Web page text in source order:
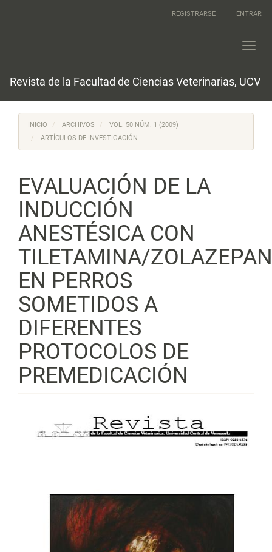
REGISTRARSE ENTRAR
Revista de la Facultad de Ciencias Veterinarias, UCV
INICIO ARCHIVOS
VOL. 50 NÚM. 1 (2009)
ARTÍCULOS DE INVESTIGACIÓN
EVALUACIÓN DE LA
INDUCCIÓN
ANESTÉSICA CON
TILETAMINA/ZOLAZEPAN
EN PERROS
SOMETIDOS A
DIFERENTES
PROTOCOLOS DE
PREMEDICACIÓN
lateral